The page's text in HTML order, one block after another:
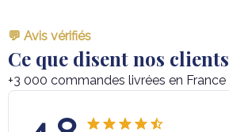
💬 Avis vérifiés
Ce que disent nos clients
+3 000 commandes livrées en France